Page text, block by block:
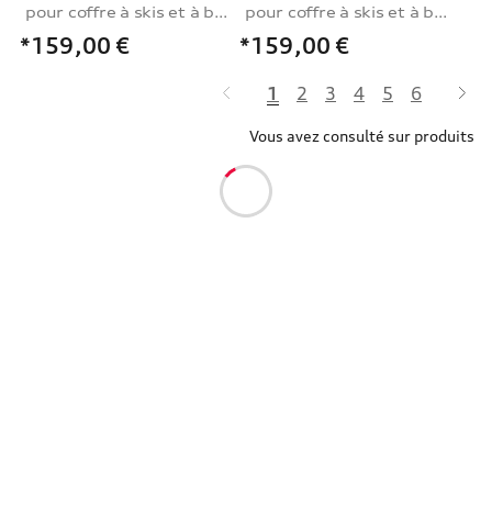
pour coffre à skis et à bagages, 430 l
*159,00 €
pour coffre à skis et à bagages, 430 l
*159,00 €
1 2 3 4 5 6
Vous avez consulté sur produits